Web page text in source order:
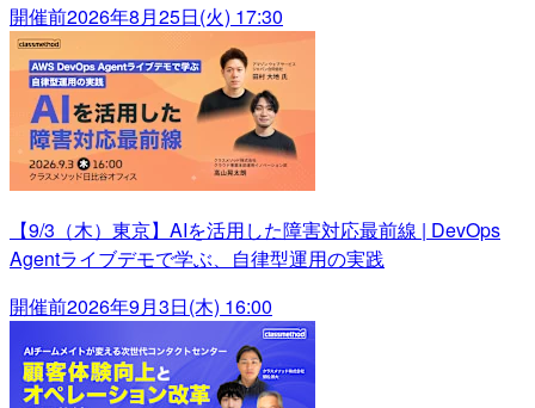
開催前2026年8月25日(火) 17:30
【9/3（木）東京】AIを活用した障害対応最前線 | DevOps
Agentライブデモで学ぶ、自律型運用の実践
開催前2026年9月3日(木) 16:00